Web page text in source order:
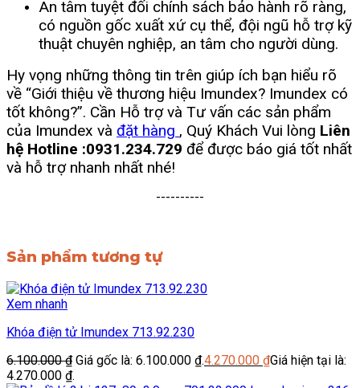
An tâm tuyệt đối chính sách bảo hành rõ ràng,
có nguồn gốc xuất xứ cụ thể, đội ngũ hỗ trợ kỹ
thuật chuyên nghiệp, an tâm cho người dùng.
Hy vọng những thông tin trên giúp ích bạn hiểu rõ
về “Giới thiệu về thương hiệu Imundex? Imundex có
tốt không?”. Cần Hỗ trợ và Tư vấn các sản phẩm
của Imundex và đặt hàng , Quý Khách Vui lòng Liên
hệ Hotline :0931.234.729 để được báo giá tốt nhất
và hỗ trợ nhanh nhất nhé!
----------
Sản phẩm tương tự
Xem nhanh
Khóa điện tử Imundex 713.92.230
6.100.000₫ Giá gốc là: 6.100.000 ₫.4.270.000 ₫Giá hiện tại là:
4.270.000 ₫.